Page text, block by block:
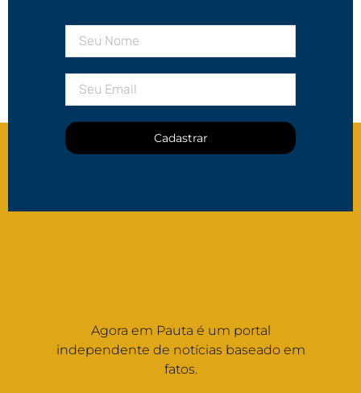
Cadastrar
Agora em Pauta é um portal
independente de notícias baseado em
fatos.